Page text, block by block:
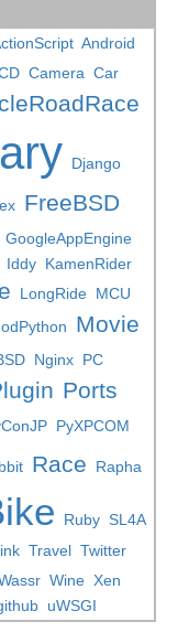
Android
Camera Car
Django
FreeBSD
GoogleAppEngine
Iddy KamenRider
LongRide MCU
Movie
Nginx PC
Ports
PyXPCOM
Race Rapha
Ruby SL4A
Travel Twitter
Wine Xen
uWSGI